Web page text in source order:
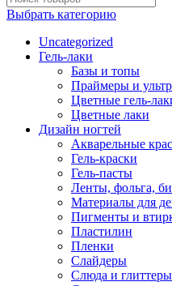
Выбрать категорию
Uncategorized
Гель-лаки
Базы и топы
Праймеры и
Цветные гель-
Цветные лаки
Дизайн ногтей
Акварельные
Гель-краски
Гель-пасты
Ленты, фольга,
Материалы для
Пигменты и
Пластилин
Пленки
Слайдеры
Слюда и глиттеры